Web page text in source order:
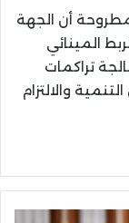
أن الجهة
المينائي
تراكمات
والالتزام